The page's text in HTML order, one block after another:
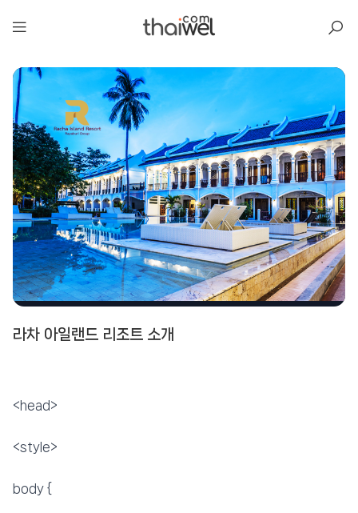
라차 아일랜드 리조트
💰 최저가 확인 · 예약하기
라차 아일랜드 리조트 소개
<head>
<style>
body {